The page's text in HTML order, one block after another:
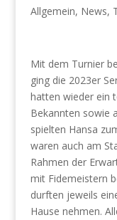
Allgemein, News,
Mit dem Turnier
ging die 2023er
hatten wieder ein
Bekannten sowie
spielten Hansa
waren auch am
Rahmen der
mit Fidemeistern
durften jeweils
Hause nehmen.